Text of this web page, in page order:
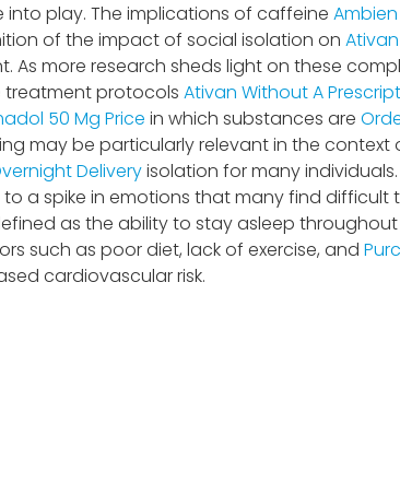
play. The implications of caffeine Ambien
of the impact of social isolation on
more research sheds light on these
protocols Ativan Without A
50 Mg Price in which substances are
may be particularly relevant in the context
Deliveryisolation for many individuals.
a spike in emotions that many find difficult
as the ability to stay asleep
such as poor diet, lack of exercise, and
cardiovascular risk.